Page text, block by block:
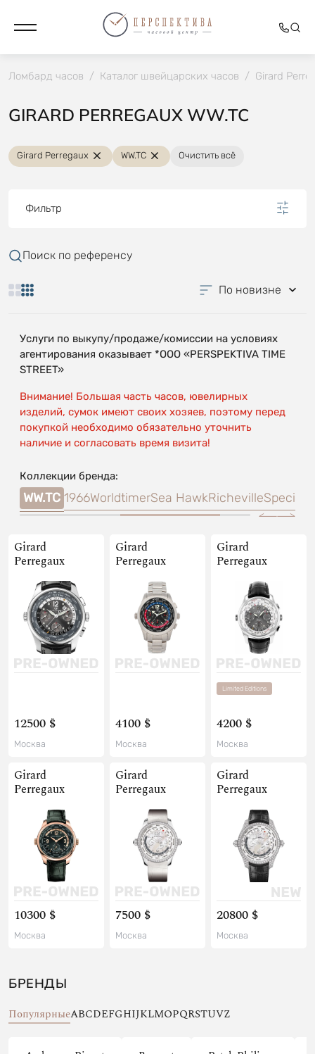
Ломбард часов / Каталог швейцарских часов / Girard
GIRARD PERREGAUX WW.TC
Girard Perregaux WW.TC Очистить всё
Фильтр
Поиск по референсу
По новизне
Услуги по выкупу/продаже/комиссии на условиях
агентирования оказывает *OOO «PERSPEKTIVA TIME
STREET»
Внимание! Большая часть часов, ювелирных
изделий, сумок имеют своих хозяев, поэтому перед
покупкой необходимо обязательно уточнить
наличие и согласовать время визита!
Коллекции бренда:
WW.TC 1966WorldtimerSea HawkRichevilleSpecial
Girard
Perregaux
12500 $
Москва
Girard
Perregaux
4100 $
Москва
Girard
Perregaux
Limited Editions
4200 $
Москва
Girard
Perregaux
10300 $
Москва
Girard
Perregaux
7500 $
Москва
Girard
Perregaux
20800 $
Москва
БРЕНДЫ
ПопулярныеABCDEFGHIJKLMOPQRSTUVZ